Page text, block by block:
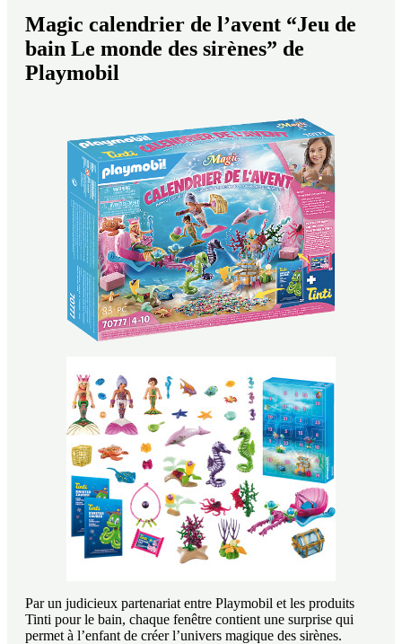
Magic calendrier de l’avent “Jeu de
bain Le monde des sirènes” de
Playmobil
Par un judicieux partenariat entre Playmobil et les produits
Tinti pour le bain, chaque fenêtre contient une surprise qui
permet à l’enfant de créer l’univers magique des sirènes.